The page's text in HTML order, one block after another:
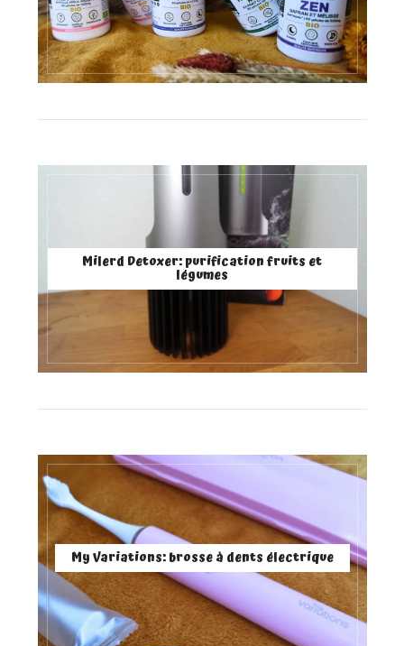
Milerd Detoxer: purification fruits et
légumes
My Variations: brosse à dents électrique